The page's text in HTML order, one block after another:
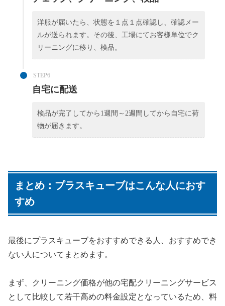
洋服が届いたら、状態を１点１点確認し、確認メー
ルが送られます。その後、工場にてお客様単位でク
リーニングに移り、検品。
STEP6
自宅に配送
検品が完了してから1週間～2週間してから自宅に荷
物が届きます。
まとめ：プラスキューブはこんな人におす
すめ
最後にプラスキューブをおすすめできる人、おすすめでき
ない人についてまとめます。
まず、クリーニング価格が他の宅配クリーニングサービス
として比較して若干高めの料金設定となっているため、料